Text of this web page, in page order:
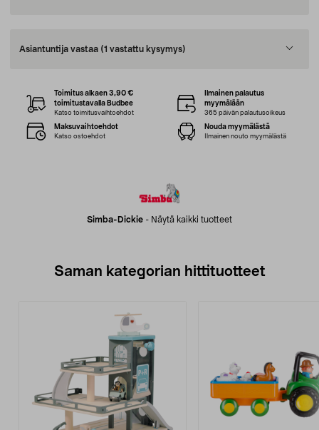
Asiantuntija vastaa (1 vastattu kysymys)
Simba-Dickie - Näytä kaikki tuotteet
Toimitus alkaen 3,90 €
toimitustavalla Budbee
Katso toimitusvaihtoehdot
Ilmainen palautus
myymälään
365 päivän palautusoikeus
Maksuvaihtoehdot
Katso ostoehdot
Nouda myymälästä
Ilmainen nouto myymälästä
Saman kategorian hittituotteet